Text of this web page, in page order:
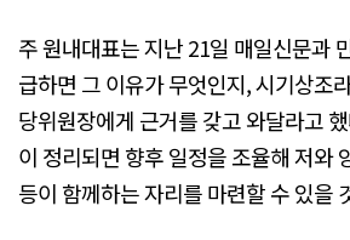
주 원내대표는 지난 21일 매일신문과
급하면 그 이유가 무엇인지, 시기상조
당위원장에게 근거를 갖고 와달라고
이 정리되면 향후 일정을 조율해 저와
등이 함께하는 자리를 마련할 수 있을